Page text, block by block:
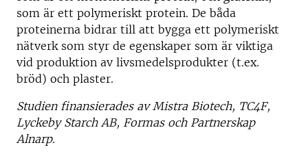
som är ett polymeriskt protein. De båda
proteinerna bidrar till att bygga ett polymeriskt
nätverk som styr de egenskaper som är viktiga
vid produktion av livsmedelsprodukter (t.ex.
bröd) och plaster.
Studien finansierades av Mistra Biotech, TC4F,
Lyckeby Starch AB, Formas och Partnerskap
Alnarp.